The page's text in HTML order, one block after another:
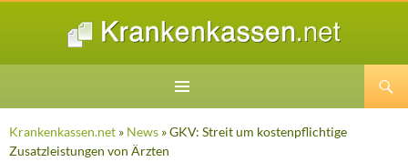
SPRINGEN
Krankenkassen.net » News » GKV: Streit um kostenpflichtige
Zusatzleistungen von Ärzten